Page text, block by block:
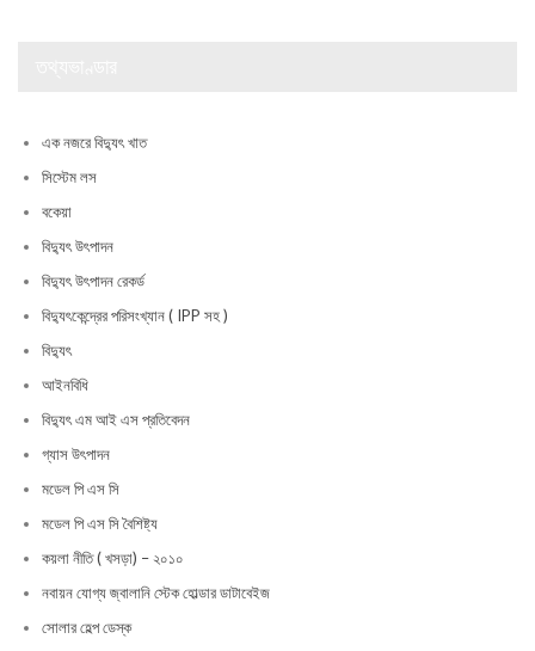
এক নজরে বিদ্যুৎ খাত
সিস্টেম লস
বকেয়া
বিদ্যুৎ উৎপাদন
বিদ্যুৎ উৎপাদন রেকর্ড
বিদ্যুৎকেন্দ্রের পরিসংখ্যান ( IPP সহ )
বিদ্যুৎ
আইনবিধি
বিদ্যুৎ এম আই এস প্রতিবেদন
গ্যাস উৎপাদন
মডেল পি এস সি
মডেল পি এস সি বৈশিষ্ট্য
কয়লা নীতি ( খসড়া) – ২০১০
নবায়ন যোগ্য জ্বালানি স্টেক হোল্ডার ডাটাবেইজ
সোলার হেল্প ডেস্ক